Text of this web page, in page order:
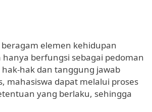
elemen kehidupan
berfungsi sebagai pedoman
hak dan tanggung jawab
mahasiswa dapat melalui proses
yang berlaku, sehingga